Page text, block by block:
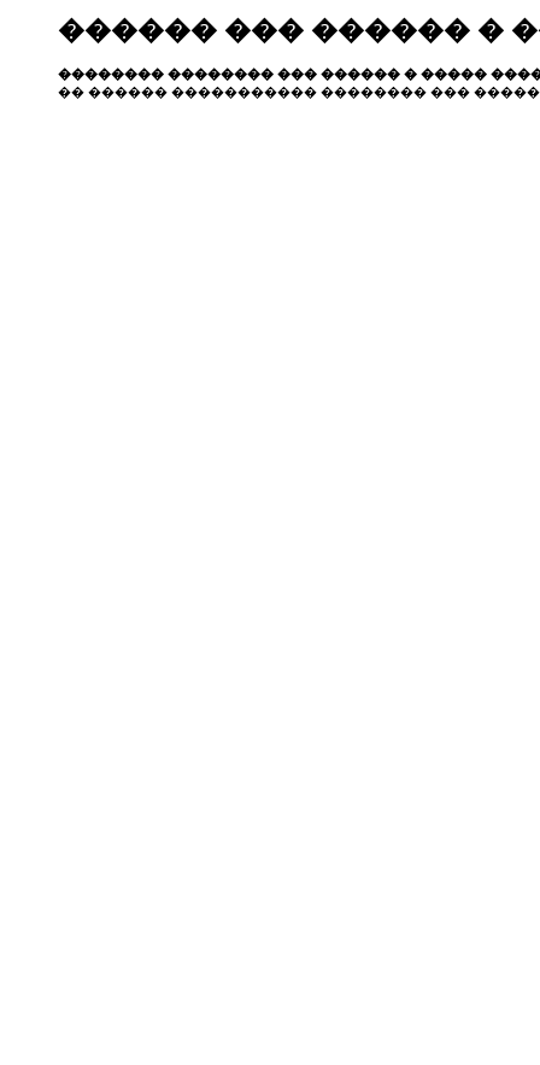
������ ��� ������ �
�������� �������� ��� ������ � �����
�� ������ ����������� �������� ���